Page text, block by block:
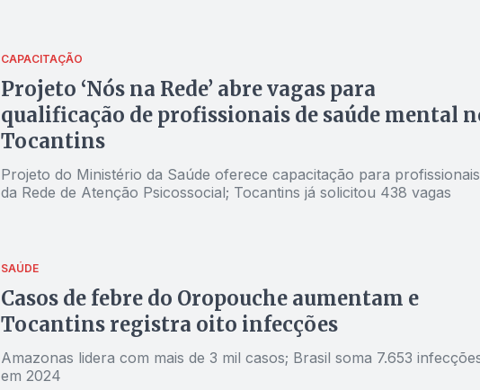
CAPACITAÇÃO
Projeto ‘Nós na Rede’ abre vagas para
qualificação de profissionais de saúde mental
Tocantins
Projeto do Ministério da Saúde oferece capacitação para profissionais
da Rede de Atenção Psicossocial; Tocantins já solicitou 438 vagas
SAÚDE
Casos de febre do Oropouche aumentam e
Tocantins registra oito infecções
Amazonas lidera com mais de 3 mil casos; Brasil soma 7.653
em 2024